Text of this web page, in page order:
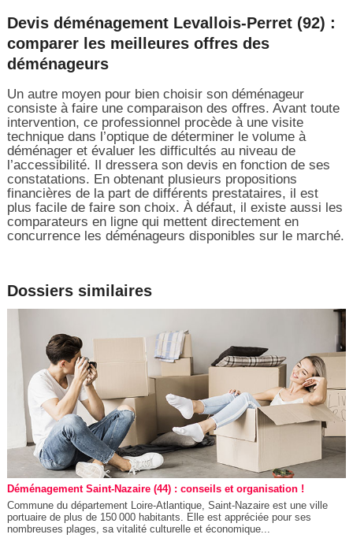
Devis déménagement Levallois-Perret (92) :
comparer les meilleures offres des
déménageurs
Un autre moyen pour bien choisir son déménageur
consiste à faire une comparaison des offres. Avant toute
intervention, ce professionnel procède à une visite
technique dans l’optique de déterminer le volume à
déménager et évaluer les difficultés au niveau de
l’accessibilité. Il dressera son devis en fonction de ses
constatations. En obtenant plusieurs propositions
financières de la part de différents prestataires, il est
plus facile de faire son choix. À défaut, il existe aussi les
comparateurs en ligne qui mettent directement en
concurrence les déménageurs disponibles sur le marché.
Dossiers similaires
Déménagement Saint-Nazaire (44) : conseils et organisation !
Commune du département Loire-Atlantique, Saint-Nazaire est une ville
portuaire de plus de 150 000 habitants. Elle est appréciée pour ses
nombreuses plages, sa vitalité culturelle et économique...